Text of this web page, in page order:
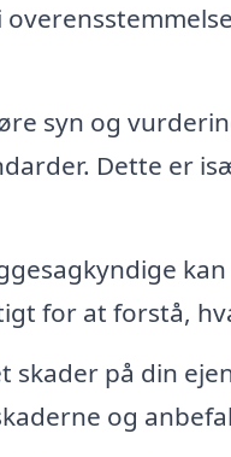
syn og
Dette er
for at forstå,
skader på din
og